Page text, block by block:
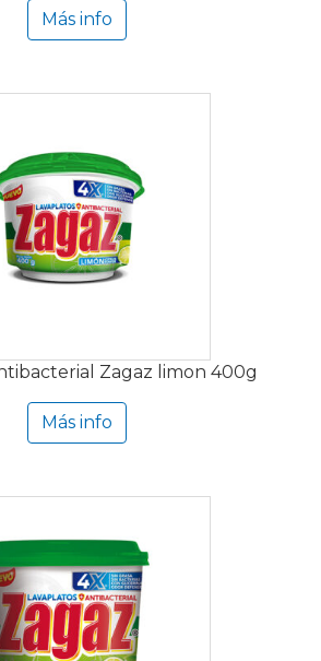
Más info
Zagaz limon 400g
Más info